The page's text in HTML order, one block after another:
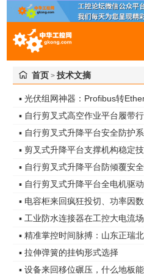
首页 > 技术文摘
▪ 光伏组网神器：Profibus转
▪ 自行剪叉式高空作业平台履带
▪ 自行剪叉式升降平台安全防护
▪ 剪叉式升降平台支撑机构稳定
▪ 自行剪叉式升降平台防倾覆安
▪ 自行剪叉式升降平台全电机驱
▪ 工业防水连接器在工控大电流
▪ 拉伸弹簧的挂钩形式选择
▪ 设备来回移位碾压，什么地板